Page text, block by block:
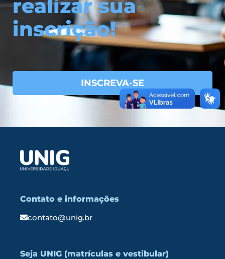
realizar sua
inscrição!
INSCREVA-SE
Contato e informações
contato@unig.br
Seja UNIG (matrículas e vestibular)